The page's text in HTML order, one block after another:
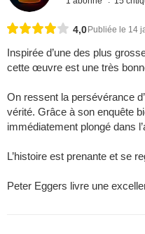
4,0 Publiée le 14
Inspirée d’une des plus
cette œuvre est une très
On ressent la persévérance
vérité. Grâce à son enquête
immédiatement plongé dans
L’histoire est prenante et se
Peter Eggers livre une